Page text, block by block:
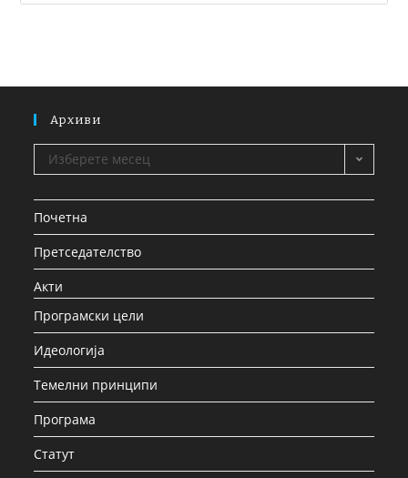
Архиви
Изберете месец
Почетна
Претседателство
Акти
Програмски цели
Идеологија
Темелни принципи
Програма
Статут